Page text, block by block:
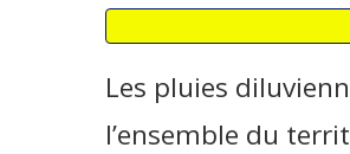
Les pluies
l’ensemble du